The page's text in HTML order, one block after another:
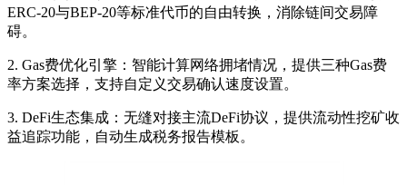
ERC-20与BEP-20等标准代币的自由转换，消除链间交易障
碍。
2. Gas费优化引擎：智能计算网络拥堵情况，提供三种Gas费
率方案选择，支持自定义交易确认速度设置。
3. DeFi生态集成：无缝对接主流DeFi协议，提供流动性挖矿收
益追踪功能，自动生成税务报告模板。